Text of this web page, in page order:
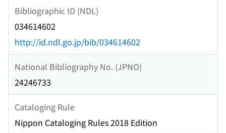
Bibliographic ID (NDL)
034614602
http://id.ndl.go.jp/bib/034614602
National Bibliography No. (JPNO)
24246733
Cataloging Rule
Nippon Cataloging Rules 2018 Edition